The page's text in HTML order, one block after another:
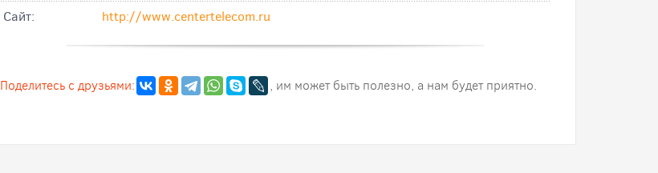
Cайт:
http://www.centertelecom.ru
Поделитесь с друзьями: , им может быть полезно, а нам будет приятно.